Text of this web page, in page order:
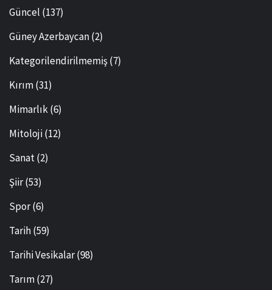
Güncel (137)
Güney Azerbaycan(2)
Kategorilendirilmemiş(7)
Kırım(31)
Mimarlık(6)
Mitoloji(12)
Sanat(2)
Şiir(53)
Spor(6)
Tarih(59)
Tarihi Vesikalar(98)
Tarım(27)